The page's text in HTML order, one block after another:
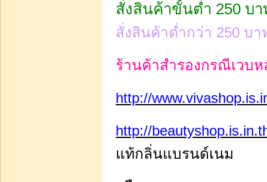
สั่งสินค้าขั้นต่ำ 250 บา
สั่งสินค้าต่ำกว่า 250 บา
ร้านค้าสำรองกรณีเวบห
http://
http://
แท้กลิ่นแบรนด์เนม